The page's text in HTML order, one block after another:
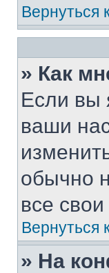
Вернуться
» Как
Если вы
ваши
обычно
все
Вернуться
» На